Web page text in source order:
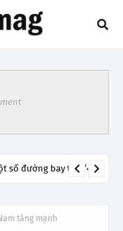
số đường bay từ 1/4
tăng mạnh